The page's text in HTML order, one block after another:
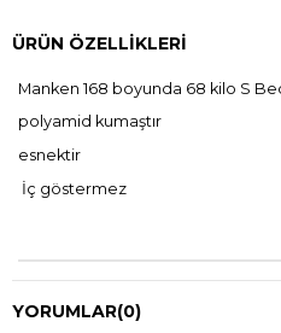
ÜRÜN ÖZELLIKLERI
Manken 168 boyunda 68 kilo S
polyamid kumaştır
esnektir
İç göstermez
YORUMLAR(0)